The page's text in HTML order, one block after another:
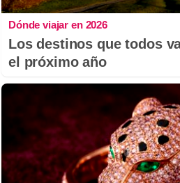
Dónde viajar en 2026
Los destinos que todos
el próximo año